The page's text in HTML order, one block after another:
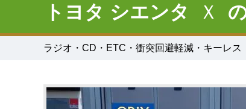
トヨタ シエンタ Ｘ
ラジオ・CD・ETC・衝突回避軽減・キーレス